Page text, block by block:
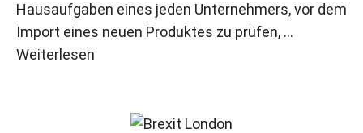
Hausaufgaben eines jeden Unternehmers, vor dem
Import eines neuen Produktes zu prüfen, …
Weiterlesen